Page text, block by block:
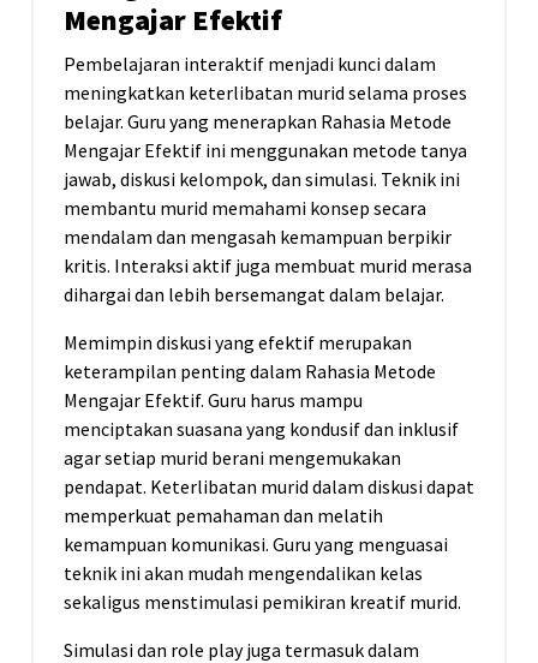
Mengajar Efektif
Pembelajaran interaktif menjadi kunci dalam
meningkatkan keterlibatan murid selama proses
belajar. Guru yang menerapkan Rahasia Metode
Mengajar Efektif ini menggunakan metode tanya
jawab, diskusi kelompok, dan simulasi. Teknik ini
membantu murid memahami konsep secara
mendalam dan mengasah kemampuan berpikir
kritis. Interaksi aktif juga membuat murid merasa
dihargai dan lebih bersemangat dalam belajar.
Memimpin diskusi yang efektif merupakan
keterampilan penting dalam Rahasia Metode
Mengajar Efektif. Guru harus mampu
menciptakan suasana yang kondusif dan inklusif
agar setiap murid berani mengemukakan
pendapat. Keterlibatan murid dalam diskusi dapat
memperkuat pemahaman dan melatih
kemampuan komunikasi. Guru yang menguasai
teknik ini akan mudah mengendalikan kelas
sekaligus menstimulasi pemikiran kreatif murid.
Simulasi dan role play juga termasuk dalam